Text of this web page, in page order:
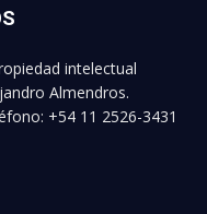
intelectual
Almendros.
+54 11 2526-3431